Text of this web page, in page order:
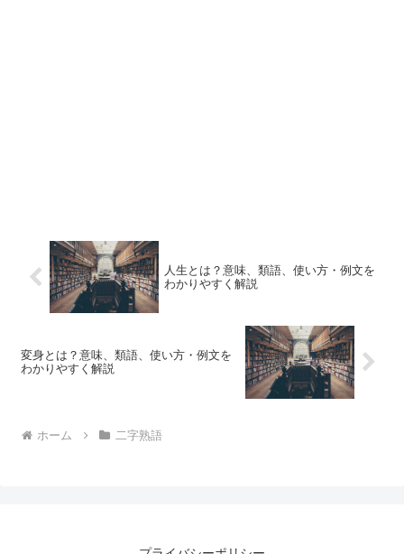
人生とは？意味、類語、使い方・例文を
わかりやすく解説
変身とは？意味、類語、使い方・例文を
わかりやすく解説
ホーム 二字熟語